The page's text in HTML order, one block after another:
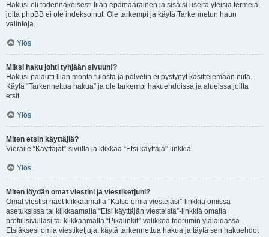
Hakusi oli todennäköisesti liian epämääräinen ja sisälsi useita yleisiä termejä,
joita phpBB ei ole indeksoinut. Ole tarkempi ja käytä Tarkennetun haun
valintoja.
Ylös
Miksi haku johti tyhjään sivuun!?
Hakusi palautti liian monta tulosta ja palvelin ei pystynyt käsittelemään niitä.
Käytä “Tarkennettua hakua” ja ole tarkempi hakuehdoissa ja alueissa joilta
etsit.
Ylös
Miten etsin käyttäjiä?
Vieraile “Käyttäjät”-sivulla ja klikkaa “Etsi käyttäjä”-linkkiä.
Ylös
Miten löydän omat viestini ja viestiketjuni?
Omat viestisi näet klikkaamalla “Katso omia viestejäsi”-linkkiä omissa
asetuksissa tai klikkaamalla “Etsi käyttäjän viesteistä”-linkkiä omalla
profiilisivullasi tai klikkaamalla “Pikalinkit”-valikkoa foorumin ylälaidassa.
Etsiäksesi omia viestiketjuja, käytä tarkennettua hakua ja täytä sen hakuehdot